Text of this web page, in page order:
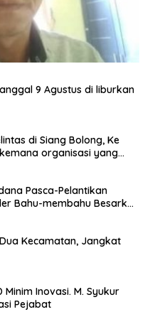
9 Agustus di liburkan
di Siang Bolong, Ke
organisasi yang
Pasca-Pelantikan
Bahu-membahu Besarkan
Kecamatan, Jangkat
Minim Inovasi. M. Syukur
Pejabat